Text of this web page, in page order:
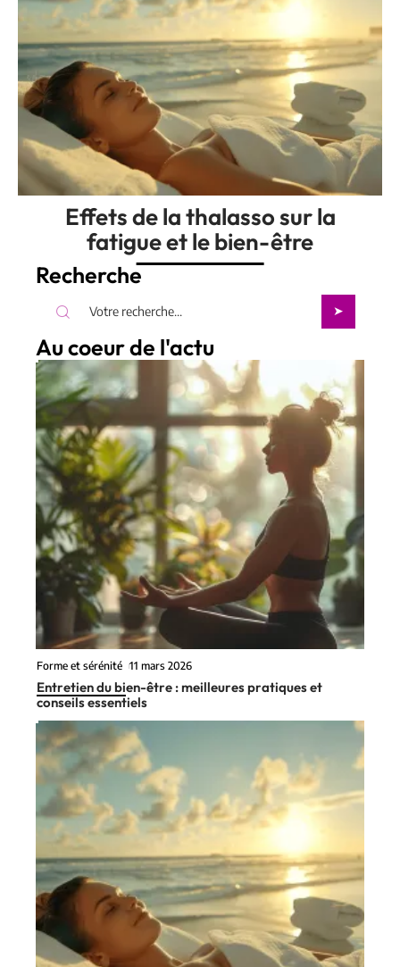
Effets de la thalasso sur la
fatigue et le bien-être
Recherche
Au coeur de l'actu
Forme et sérénité 11 mars 2026
Entretien du bien-être : meilleures pratiques et
conseils essentiels